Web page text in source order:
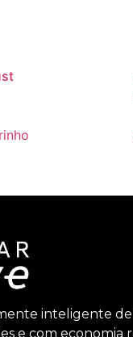
inteligente
e com economia